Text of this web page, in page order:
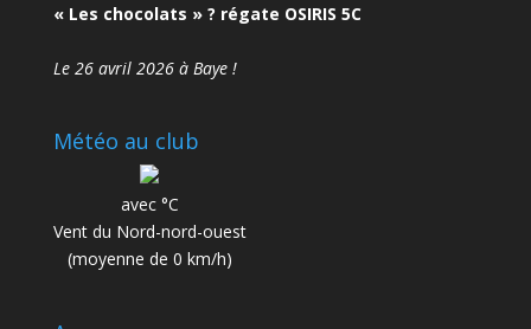
« Les chocolats » ? régate OSIRIS 5C
Le 26 avril 2026 à Baye !
Météo au club
avec °C
Vent du Nord-nord-ouest
(moyenne de 0 km/h)